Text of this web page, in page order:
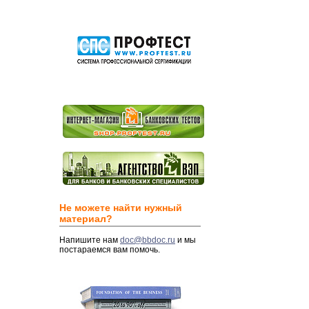
Не можете найти нужный
материал?
Напишите нам doc@bbdoc.ru и мы
постараемся вам помочь.